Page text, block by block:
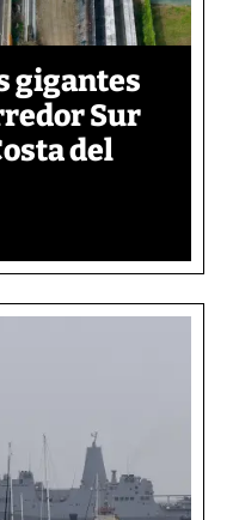
gigantes
Sur
del